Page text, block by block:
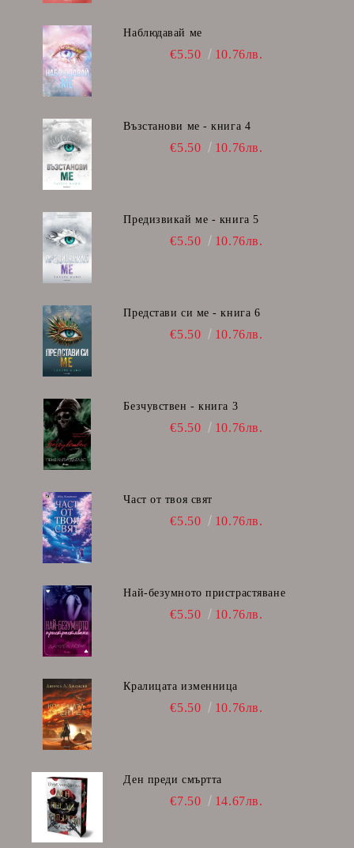
Наблюдавай ме
€5.50 10.76лв.
Възстанови ме - книга 4
€5.50 10.76лв.
Предизвикай ме - книга 5
€5.50 10.76лв.
Представи си ме - книга 6
€5.50 10.76лв.
Безчувствен - книга 3
€5.50 10.76лв.
Част от твоя свят
€5.50 10.76лв.
Най-безумното пристрастяване
€5.50 10.76лв.
Кралицата изменница
€5.50 10.76лв.
Ден преди смъртта
€7.50 14.67лв.